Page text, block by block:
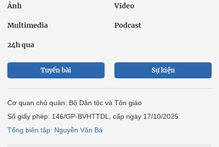
Ảnh Video
Multimedia Podcast
24h qua
Tuyến bài Sự kiện
Cơ quan chủ quản: Bộ Dân tộc và Tôn giáo
Số giấy phép: 146/GP-BVHTTDL, cấp ngày 17/10/2025
Tổng biên tập: Nguyễn Văn Bá